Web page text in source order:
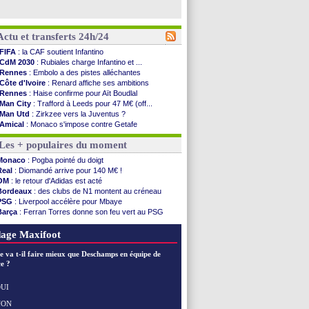
et transferts 24h/24
FIFA : la CAF soutient Infantino
CdM 2030 : Rubiales charge Infantino et ...
Rennes : Embolo a des pistes alléchantes
Côte d'Ivoire : Renard affiche ses ambitions
Rennes : Haise confirme pour Aït Boudlal
Man City : Trafford à Leeds pour 47 M€ (off...
Man Utd : Zirkzee vers la Juventus ?
Amical : Monaco s'impose contre Getafe
Nantes: Der Zakarian et sa relation avec Kita
OM: le club prêt à libérer Kondogbia ?
Monaco: le message touchant d'Akliouche
FIFA: Tebas en remet une couche
FIFA : l'UEFA maintient la pression
PSG: Tebas encense Luis Enrique
Real: Vinicius jusqu'en 2032 (officiel)
Lyon: Mangala va rejoindre Getafe
OM: une offre refusée pour Aguerd
Troyes: Junior Diaz jusqu'en 2030 (officiel)
OM : une offre pour Bulka
PSG
Arsenal
+ populaires du moment
: Pogba pointé du doigt
: Diomandé arrive pour 140 M€ !
: le retour d'Adidas est acté
: des clubs de N1 montent au créneau
: Liverpool accélère pour Mbaye
: Ferran Torres donne son feu vert au PSG
City: Rodri préfère le Barça au Real !
Maxifoot
va t-il faire mieux que Deschamps en équipe de
?